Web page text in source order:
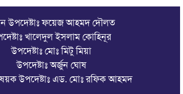
দিরাইয়ে বিএনপির দুই পক্ষের মিছিল-সমাবেশ
মৃতদের পরিবার পাবে ৫ লাখ টাকা
দুর্ঘটনায় পথচারীসহ ২ জনের মৃত্যু
পরিচালনাকারীকে গ্রেপ্তার করেছে ডিবি
উপদেষ্টাঃ ফয়েজ আহমদ দৌলত
খালেদুল ইসলাম কোহিনূর
উপদেষ্টাঃ মোঃ মিটু মিয়া
উপদেষ্টাঃ অর্জুন ঘোষ
উপদেষ্টাঃ এড. মোঃ রফিক আহমদ